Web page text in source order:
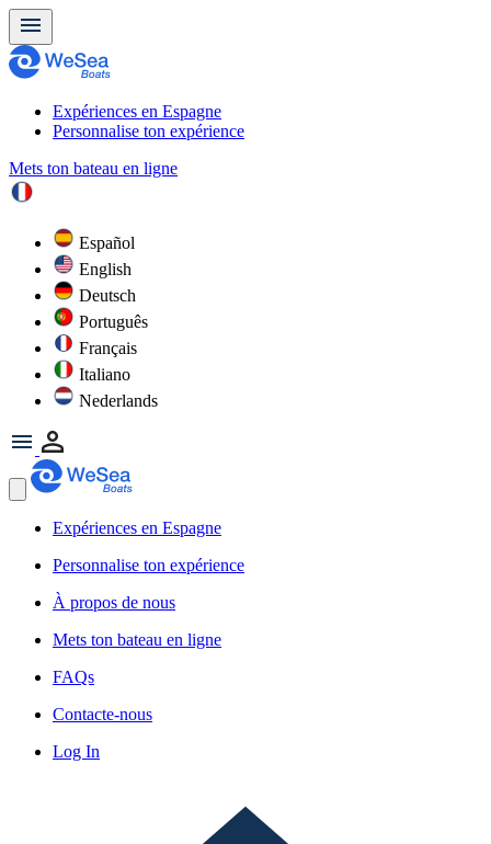
Expériences en Espagne
Personnalise ton expérience
Mets ton bateau en ligne
Español
English
Deutsch
Português
Français
Italiano
Nederlands
Expériences en Espagne
Personnalise ton expérience
À propos de nous
Mets ton bateau en ligne
FAQs
Contacte-nous
Log In